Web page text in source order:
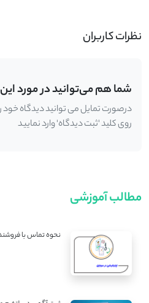
نظرات کاربران
شما هم می‌توانید در مورد
درصورت تمایل می توانید دیدگاه خود
روی کلید 'ثبت دیدگاه' وارد نمایید
مطالب آموزشی
نحوه تماس با